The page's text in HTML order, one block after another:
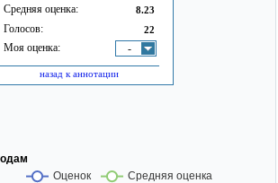
Средняя оценка: 8.23
Голосов: 22
Моя оценка: -
назад к аннотации